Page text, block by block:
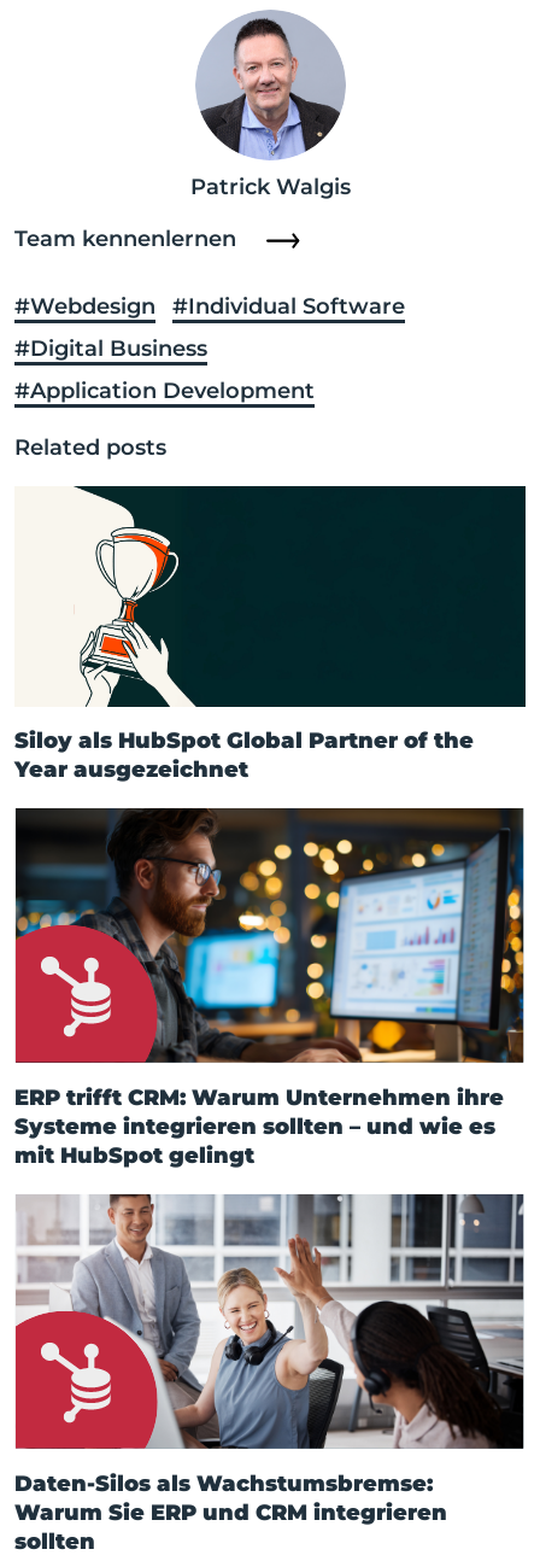
Patrick Walgis
Team kennenlernen
#Webdesign
#Individual Software
#Digital Business
#Application Development
Related posts
Siloy als HubSpot Global Partner of the
Year ausgezeichnet
ERP trifft CRM: Warum Unternehmen ihre
Systeme integrieren sollten – und wie es
mit HubSpot gelingt
Daten-Silos als Wachstumsbremse:
Warum Sie ERP und CRM integrieren
sollten